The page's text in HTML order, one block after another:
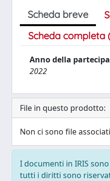
Scheda breve
Scheda completa
Anno della
2022
File in questo prodotto:
Non ci sono file
I documenti in IRIS
tutti i diritti sono